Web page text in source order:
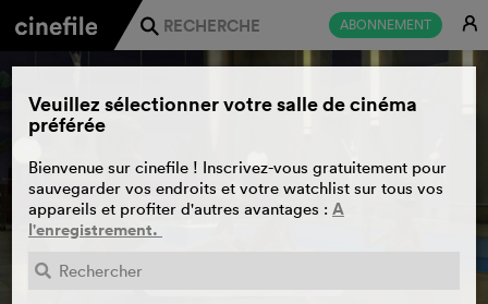
ABONNEMENT E
j
Veuillez sélectionner votre salle de cinéma
préférée
Bienvenue sur cinefile ! Inscrivez-vous gratuitement pour
sauvegarder vos endroits et votre watchlist sur tous vos
appareils et profiter d'autres avantages : A
l'enregistrement.